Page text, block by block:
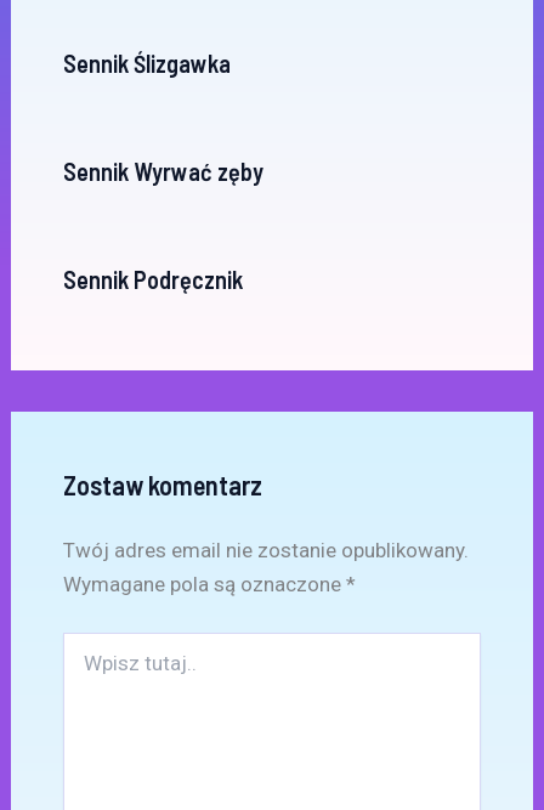
Sennik Ślizgawka
Sennik Wyrwać zęby
Sennik Podręcznik
Zostaw komentarz
Twój adres email nie zostanie opublikowany.
Wymagane pola są oznaczone *
tutaj..